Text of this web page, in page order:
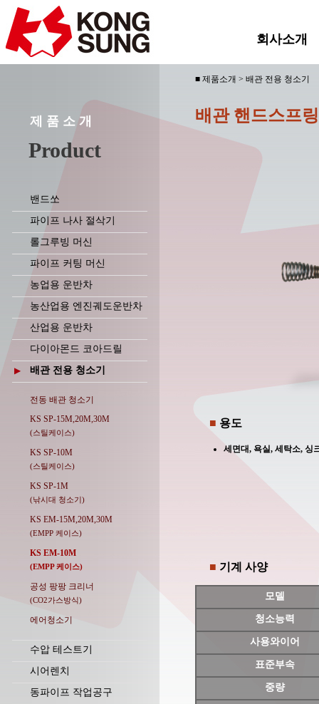
회사소개
제 품 소 개
Product
밴드쏘
파이프 나사 절삭기
롤그루빙 머신
파이프 커팅 머신
농업용 운반차
농산업용 엔진궤도운반차
산업용 운반차
다이아몬드 코아드릴
▶ 배관 전용 청소기
전동 배관 청소기
KS SP-15M,20M,30M
(스틸케이스)
KS SP-10M
(스틸케이스)
KS SP-1M
(낚시대 청소기)
KS EM-15M,20M,30M
(EMPP 케이스)
KS EM-10M
(EMPP 케이스)
공성 팡팡 크리너
(CO2가스방식)
에어청소기
수압 테스트기
시어렌치
동파이프 작업공구
■ 제품소개 > 배관 전용 청소기
배관 핸드스프
■ 용도
세면대, 욕실, 세탁소, 싱
■ 기계 사양
모델
청소능력
사용와이어
표준부속
중량